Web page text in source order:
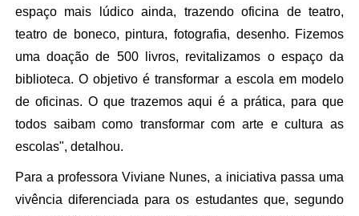
espaço mais lúdico ainda, trazendo oficina de teatro,
teatro de boneco, pintura, fotografia, desenho. Fizemos
uma doação de 500 livros, revitalizamos o espaço da
biblioteca. O objetivo é transformar a escola em modelo
de oficinas. O que trazemos aqui é a prática, para que
todos saibam como transformar com arte e cultura as
escolas", detalhou.
Para a professora Viviane Nunes, a iniciativa passa uma
vivência diferenciada para os estudantes que, segundo